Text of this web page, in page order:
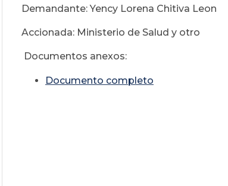
Demandante: Yency Lorena Chitiva Leon
Accionada: Ministerio de Salud y otro
Documentos anexos:
Documento completo